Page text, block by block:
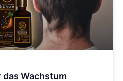
das Wachstum